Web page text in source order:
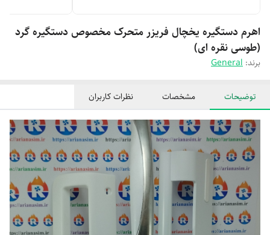
اهرم دستگیره یخچال فریزر متحرک مخصوص دستگیره گرد
(طوسی نقره ای)
برند: General
توضیحات مشخصات نظرات کاربران